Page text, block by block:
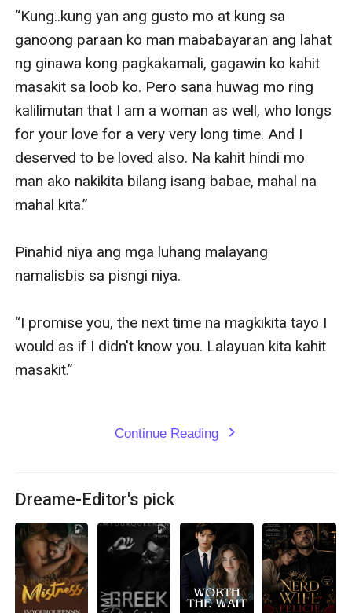
“Kung..kung yan ang gusto mo at kung sa
ganoong paraan ko man mababayaran ang lahat
ng ginawa kong pagkakamali, gagawin ko kahit
masakit sa loob ko. Pero sana huwag mo ring
kalilimutan that I am a woman as well, who longs
for your love for a very very long time. And I
deserved to be loved also. Na kahit hindi mo
man ako nakikita bilang isang babae, mahal na
mahal kita.”
Pinahid niya ang mga luhang malayang
namalisbis sa pisngi niya.
“I promise you, the next time na magkikita tayo I
would as if I didn't know you. Lalayuan kita kahit
masakit.”
Continue Reading expand_more
Dreame-Editor's pick